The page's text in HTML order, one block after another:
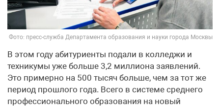
Фото: пресс-служба Департамента образования и науки города Москвы
В этом году абитуриенты подали в колледжи и
техникумы уже больше 3,2 миллиона заявлений.
Это примерно на 500 тысяч больше, чем за тот же
период прошлого года. Всего в системе среднего
профессионального образования на новый